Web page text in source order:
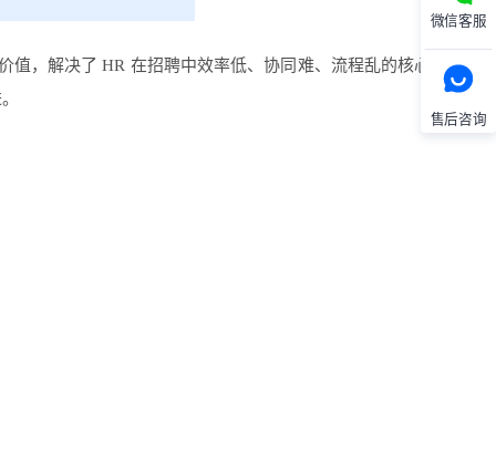
微信客服
售后咨询
，解决了 HR 在招聘中效率低、协同难、流程乱的核心问题。